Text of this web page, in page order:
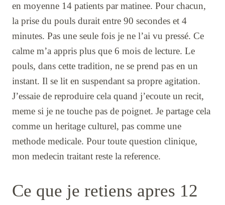
en moyenne 14 patients par matinee. Pour chacun,
la prise du pouls durait entre 90 secondes et 4
minutes. Pas une seule fois je ne l’ai vu pressé. Ce
calme m’a appris plus que 6 mois de lecture. Le
pouls, dans cette tradition, ne se prend pas en un
instant. Il se lit en suspendant sa propre agitation.
J’essaie de reproduire cela quand j’ecoute un recit,
meme si je ne touche pas de poignet. Je partage cela
comme un heritage culturel, pas comme une
methode medicale. Pour toute question clinique,
mon medecin traitant reste la reference.
Ce que je retiens apres 12